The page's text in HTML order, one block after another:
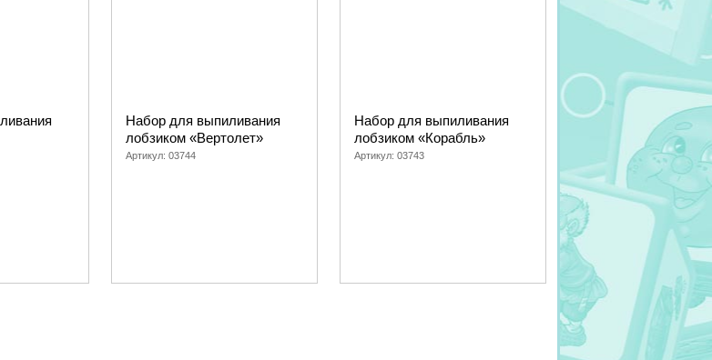
Набор для выпиливания
лобзиком «Вертолет»
Артикул: 03744
Набор для выпиливания
лобзиком «Корабль»
Артикул: 03743